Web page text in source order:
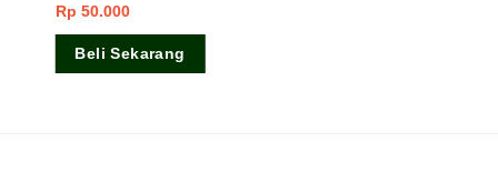
Dinilai
Rp 50.000
Beli Sekarang